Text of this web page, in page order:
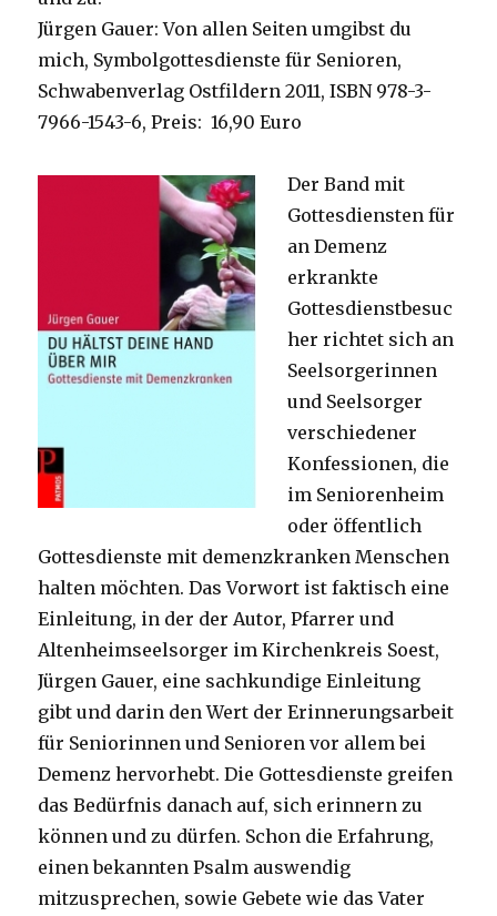
Jürgen Gauer: Von allen Seiten umgibst du
mich, Symbolgottesdienste für Senioren,
Schwabenverlag Ostfildern 2011, ISBN 978-3-
7966-1543-6, Preis: 16,90 Euro
Der Band mit
Gottesdiensten für
an Demenz
erkrankte
Gottesdienstbesuc
her richtet sich an
Seelsorgerinnen
und Seelsorger
verschiedener
Konfessionen, die
im Seniorenheim
oder öffentlich
Gottesdienste mit demenzkranken Menschen
halten möchten. Das Vorwort ist faktisch eine
Einleitung, in der der Autor, Pfarrer und
Altenheimseelsorger im Kirchenkreis Soest,
Jürgen Gauer, eine sachkundige Einleitung
gibt und darin den Wert der Erinnerungsarbeit
für Seniorinnen und Senioren vor allem bei
Demenz hervorhebt. Die Gottesdienste greifen
das Bedürfnis danach auf, sich erinnern zu
können und zu dürfen. Schon die Erfahrung,
einen bekannten Psalm auswendig
mitzusprechen, sowie Gebete wie das Vater